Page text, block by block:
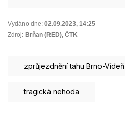
Vydáno dne: 02.09.2023, 14:25
Zdroj: Brňan (RED), ČTK
zprůjezdnění tahu Brno-Vídeň
tragická nehoda